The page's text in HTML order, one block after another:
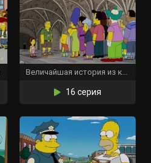
Величайшая история из когда-либо проваленных
16 серия